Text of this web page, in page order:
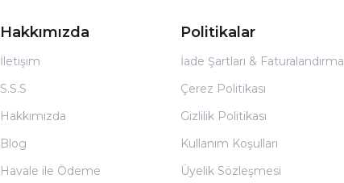
Hakkımızda
İletişim
S.S.S
Hakkımızda
Blog
Havale ile Ödeme
Politikalar
İade Şartları & Faturalandırma
Çerez Politikası
Gizlilik Politikası
Kullanım Koşulları
Üyelik Sözleşmesi